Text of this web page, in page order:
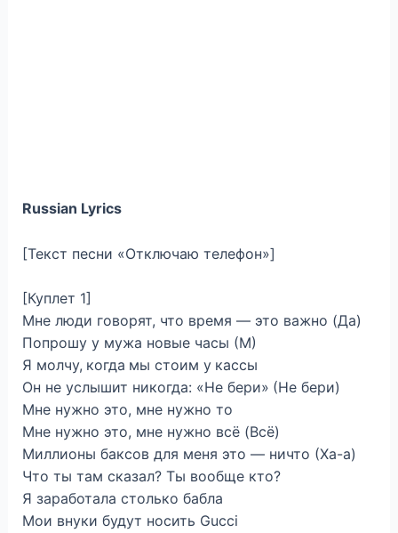
Russian Lyrics
[Текст песни «Отключаю телефон»]
[Куплет 1]
Мне люди говорят, что время — это важно (Да)
Попрошу у мужа новые часы (М)
Я молчу, когда мы стоим у кассы
Он не услышит никогда: «Не бери» (Не бери)
Мне нужно это, мне нужно то
Мне нужно это, мне нужно всё (Всё)
Миллионы баксов для меня это — ничто (Ха-а)
Что ты там сказал? Ты вообще кто?
Я заработала столько бабла
Мои внуки будут носить Gucci